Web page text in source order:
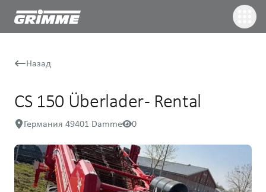
Назад
CS 150 Überlader - Rental
Германия 49401 Damme 0